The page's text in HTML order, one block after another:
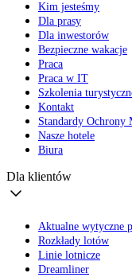
Kim jesteśmy
Dla prasy
Dla inwestorów
Bezpieczne wakacje
Praca
Praca w IT
Szkolenia
Kontakt
Standardy Ochrony
Nasze hotele
Biura
Dla klientów
Aktualne wytyczne
Rozkłady lotów
Linie lotnicze
Dreamliner